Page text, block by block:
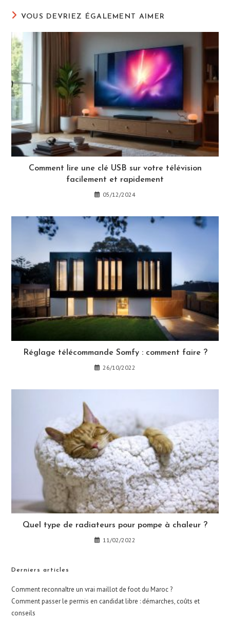
VOUS DEVRIEZ ÉGALEMENT AIMER
Comment lire une clé USB sur votre télévision
facilement et rapidement
05/12/2024
Réglage télécommande Somfy : comment faire ?
26/10/2022
Quel type de radiateurs pour pompe à chaleur ?
11/02/2022
Derniers articles
Comment reconnaître un vrai maillot de foot du Maroc ?
Comment passer le permis en candidat libre : démarches, coûts et
conseils